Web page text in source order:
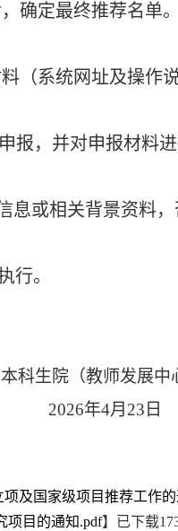
确定最终推荐名单。
（系统网址及操作
报，并对申报材料
或相关背景资料，
行。
展中心
23日
及国家级项目推荐工作
项目的通知.pdf】已下载